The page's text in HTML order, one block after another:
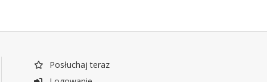
Posłuchaj teraz